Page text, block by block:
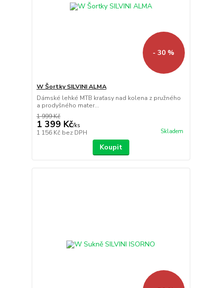
- 30 %
W Šortky SILVINI ALMA
Dámské lehké MTB kraťasy nad kolena z pružného
a prodyšného mater...
1 999 Kč
1 399 Kč/ks
1 156 Kč bez DPH Skladem
Koupit